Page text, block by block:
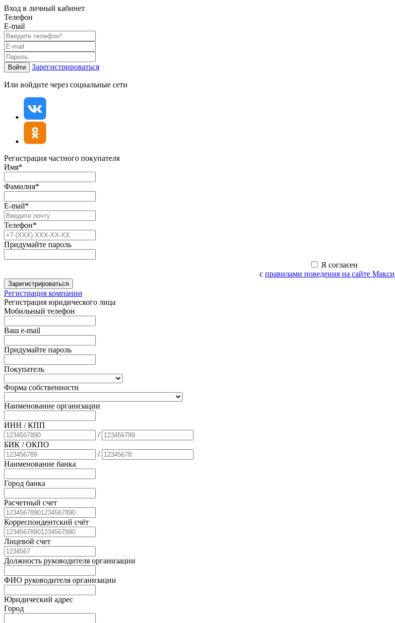
Вход в личный кабинет
Телефон
E-mail
Войти Зарегистрироваться
Или войдите через социальные сети
Регистрация частного покупателя
Имя*
Фамилия*
E-mail*
Телефон*
Придумайте пароль
Я согласен
с правилами поведения на сайте
Зарегистрироваться
Регистрация компании
Регистрация юридического лица
Мобильный телефон
Ваш e-mail
Придумайте пароль
Покупатель
Форма собственности
Наименование организации
ИНН / КПП
/
БИК / ОКПО
/
Наименование банка
Город банка
Расчетный счет
Корреспондентский счёт
Лицевой счет
Должность руководителя организации
ФИО руководителя организации
Юридический адрес
Город